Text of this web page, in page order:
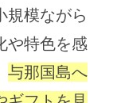
規模ながら
や特色を感
与那国島へ